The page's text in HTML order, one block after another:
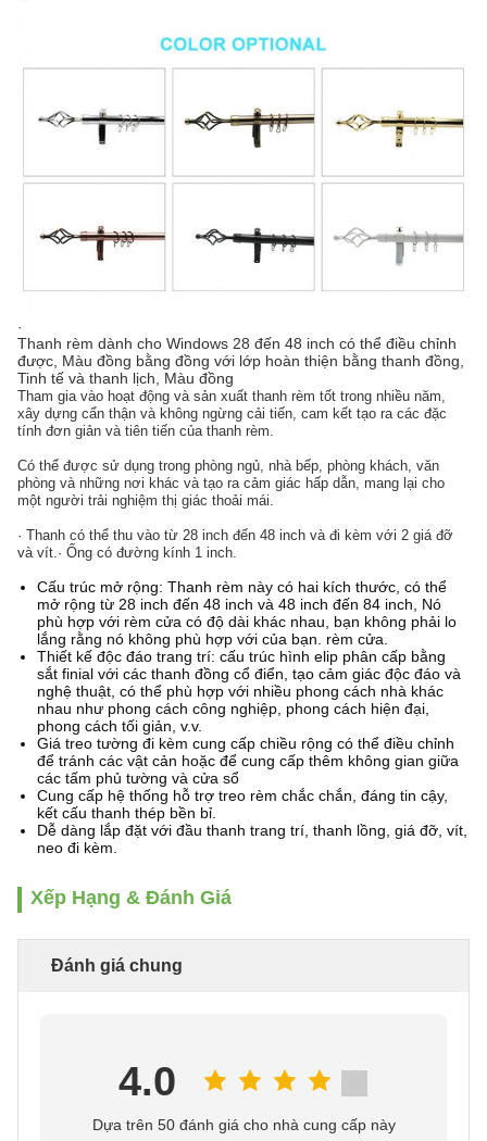
·
Thanh rèm dành cho Windows 28 đến 48 inch có thể điều chỉnh
được, Màu đồng bằng đồng với lớp hoàn thiện bằng thanh đồng,
Tinh tế và thanh lịch, Màu đồng
Tham gia vào hoạt động và sản xuất thanh rèm tốt trong nhiều năm,
xây dựng cẩn thận và không ngừng cải tiến, cam kết tạo ra các đặc
tính đơn giản và tiên tiến của thanh rèm.
Có thể được sử dụng trong phòng ngủ, nhà bếp, phòng khách, văn
phòng và những nơi khác và tạo ra cảm giác hấp dẫn, mang lại cho
một người trải nghiệm thị giác thoải mái.
· Thanh có thể thu vào từ 28 inch đến 48 inch và đi kèm với 2 giá đỡ
và vít.· Ống có đường kính 1 inch.
Cấu trúc mở rộng: Thanh rèm này có hai kích thước, có thể
mở rộng từ 28 inch đến 48 inch và 48 inch đến 84 inch, Nó
phù hợp với rèm cửa có độ dài khác nhau, bạn không phải lo
lắng rằng nó không phù hợp với của bạn. rèm cửa.
Thiết kế độc đáo trang trí: cấu trúc hình elip phân cấp bằng
sắt finial với các thanh đồng cổ điển, tạo cảm giác độc đáo và
nghệ thuật, có thể phù hợp với nhiều phong cách nhà khác
nhau như phong cách công nghiệp, phong cách hiện đại,
phong cách tối giản, v.v.
Giá treo tường đi kèm cung cấp chiều rộng có thể điều chỉnh
để tránh các vật cản hoặc để cung cấp thêm không gian giữa
các tấm phủ tường và cửa sổ
Cung cấp hệ thống hỗ trợ treo rèm chắc chắn, đáng tin cậy,
kết cấu thanh thép bền bỉ.
Dễ dàng lắp đặt với đầu thanh trang trí, thanh lồng, giá đỡ, vít,
neo đi kèm.
Xếp Hạng & Đánh Giá
Đánh giá chung
4.0
Dựa trên 50 đánh giá cho nhà cung cấp này